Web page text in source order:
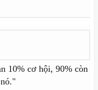
10% cơ hội, 90% còn